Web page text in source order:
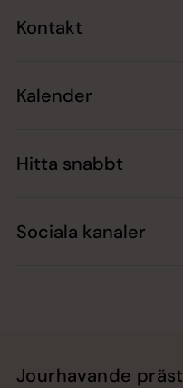
Kontakt
Kalender
Hitta snabbt
Sociala kanaler
Jourhavande präst